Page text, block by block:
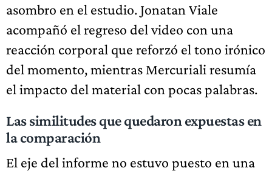
asombro en el estudio. Jonatan Viale
acompañó el regreso del video con una
reacción corporal que reforzó el tono irónico
del momento, mientras Mercuriali resumía
el impacto del material con pocas palabras.
Las similitudes que quedaron expuestas en
la comparación
El eje del informe no estuvo puesto en una